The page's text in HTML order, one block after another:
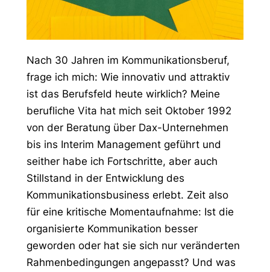
Nach 30 Jahren im Kommunikationsberuf,
frage ich mich: Wie innovativ und attraktiv
ist das Berufsfeld heute wirklich? Meine
berufliche Vita hat mich seit Oktober 1992
von der Beratung über Dax-Unternehmen
bis ins Interim Management geführt und
seither habe ich Fortschritte, aber auch
Stillstand in der Entwicklung des
Kommunikationsbusiness erlebt. Zeit also
für eine kritische Momentaufnahme: Ist die
organisierte Kommunikation besser
geworden oder hat sie sich nur veränderten
Rahmenbedingungen angepasst? Und was